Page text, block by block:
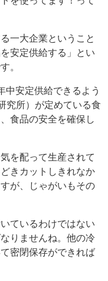
一大企業ということ
安定供給する」とい
。
中安定供給できるよう
究所）が定めている食
食品の安全を確保し
を配って生産されて
きカットしきれなか
が、じゃがいもその
ているわけではない
りませんね。他の冷
密閉保存ができれば